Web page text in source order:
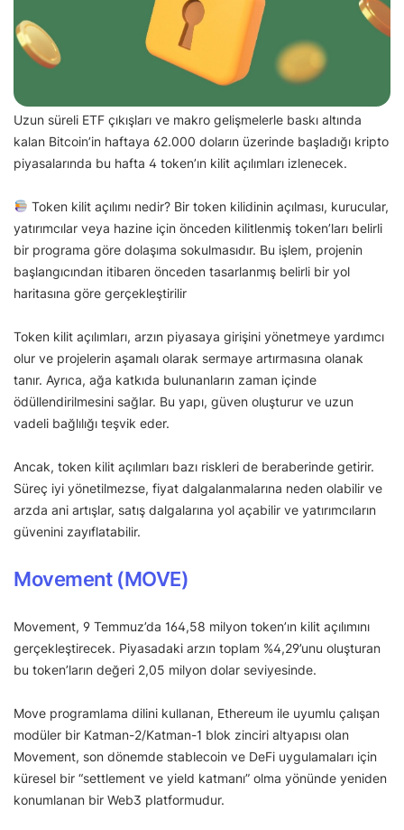
Uzun süreli ETF çıkışları ve makro gelişmelerle baskı altında
kalan Bitcoin’in haftaya 62.000 doların üzerinde başladığı kripto
piyasalarında bu hafta 4 token’ın kilit açılımları izlenecek.
Token kilit açılımı nedir? Bir token kilidinin açılması, kurucular,
yatırımcılar veya hazine için önceden kilitlenmiş token’ları belirli
bir programa göre dolaşıma sokulmasıdır. Bu işlem, projenin
başlangıcından itibaren önceden tasarlanmış belirli bir yol
haritasına göre gerçekleştirilir
Token kilit açılımları, arzın piyasaya girişini yönetmeye yardımcı
olur ve projelerin aşamalı olarak sermaye artırmasına olanak
tanır. Ayrıca, ağa katkıda bulunanların zaman içinde
ödüllendirilmesini sağlar. Bu yapı, güven oluşturur ve uzun
vadeli bağlılığı teşvik eder.
Ancak, token kilit açılımları bazı riskleri de beraberinde getirir.
Süreç iyi yönetilmezse, fiyat dalgalanmalarına neden olabilir ve
arzda ani artışlar, satış dalgalarına yol açabilir ve yatırımcıların
güvenini zayıflatabilir.
Movement (MOVE)
Movement, 9 Temmuz’da 164,58 milyon token’ın kilit açılımını
gerçekleştirecek. Piyasadaki arzın toplam %4,29’unu oluşturan
bu token’ların değeri 2,05 milyon dolar seviyesinde.
Move programlama dilini kullanan, Ethereum ile uyumlu çalışan
modüler bir Katman-2/Katman-1 blok zinciri altyapısı olan
Movement, son dönemde stablecoin ve DeFi uygulamaları için
küresel bir “settlement ve yield katmanı” olma yönünde yeniden
konumlanan bir Web3 platformudur.